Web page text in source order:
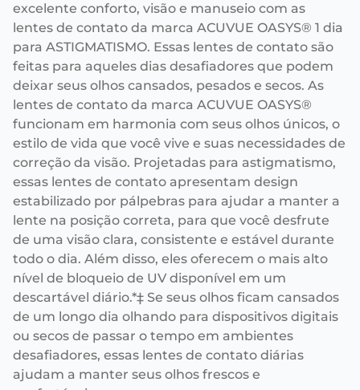
excelente conforto, visão e manuseio com as
lentes de contato da marca ACUVUE OASYS® 1 dia
para ASTIGMATISMO. Essas lentes de contato são
feitas para aqueles dias desafiadores que podem
deixar seus olhos cansados, pesados e secos. As
lentes de contato da marca ACUVUE OASYS®
funcionam em harmonia com seus olhos únicos, o
estilo de vida que você vive e suas necessidades de
correção da visão. Projetadas para astigmatismo,
essas lentes de contato apresentam design
estabilizado por pálpebras para ajudar a manter a
lente na posição correta, para que você desfrute
de uma visão clara, consistente e estável durante
todo o dia. Além disso, eles oferecem o mais alto
nível de bloqueio de UV disponível em um
descartável diário.*‡ Se seus olhos ficam cansados
de um longo dia olhando para dispositivos digitais
ou secos de passar o tempo em ambientes
desafiadores, essas lentes de contato diárias
ajudam a manter seus olhos frescos e